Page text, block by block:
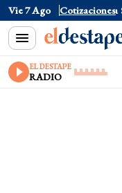
Vie 7 Ago Cotizaciones
$1520 Dólar Tarjeta
EL DESTAPE
RADIO